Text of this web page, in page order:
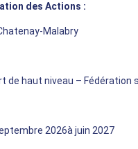
des Actions :
Malabry
de haut niveau – Fédération
2026à juin 2027